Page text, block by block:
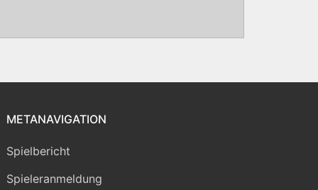
METANAVIGATION
Spielbericht
Spieleranmeldung